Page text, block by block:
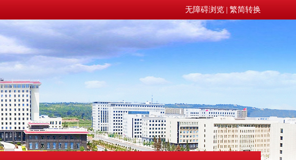
无障碍浏览 | 繁简转换